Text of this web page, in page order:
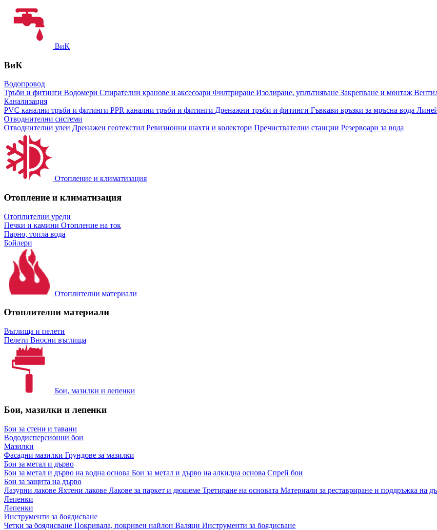
ВиК
ВиК
Водопровод
Тръби и фитинги Водомери Спирателни кранове и аксесоари Филтриране Изолиране, уплътняване Закрепване и монтаж
Канализация
PVC канални тръби и фитинги PPR канални тръби и фитинги Дренажни тръби и фитинги Гъвкави връзки за мръсна вода
Отводнителни системи
Отводнителни улеи Дренажен геотекстил Ревизионни шахти и колектори Пречиствателни станции Резервоари за вода
Отопление и климатизация
Отопление и климатизация
Отоплителни уреди
Печки и камини Отопление на ток
Парно, топла вода
Бойлери
Отоплителни материали
Отоплителни материали
Въглища и пелети
Пелети Вносни въглища
Бои, мазилки и лепенки
Бои, мазилки и лепенки
Бои за стени и тавани
Вододисперсионни бои
Мазилки
Фасадни мазилки Грундове за мазилки
Бои за метал и дърво
Бои за метал и дърво на водна основа Бои за метал и дърво на алкидна основа Спрей бои
Бои за защита на дърво
Лазурни лакове Яхтени лакове Лакове за паркет и дюшеме Третиране на основата Материали за реставриране и поддръжка на
Лепенки
Лепенки
Инструменти за боядисване
Четки за боядисване Покривала, покривен найлон Валяци Инструменти за боядисване